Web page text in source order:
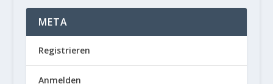
META
Registrieren
Anmelden